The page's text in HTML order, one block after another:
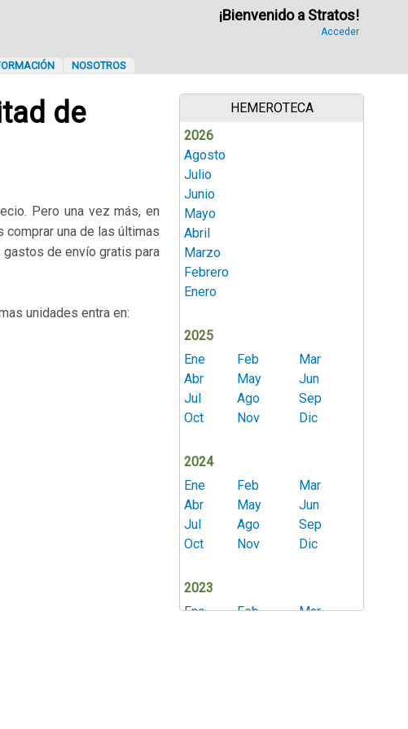
¡Bienvenido a Stratos!
Acceder
NOSOTROS
de
Pero una vez más, en
comprar una de las últimas
gastos de envío gratis para
unidades entra en:
HEMEROTECA
2026
Agosto
Julio
Junio
Mayo
Abril
Marzo
Febrero
Enero
2025
Ene
Feb
Mar
Abr
May
Jun
Jul
Ago
Sep
Oct
Nov Dic
2024
Ene
Feb
Mar
Abr
May
Jun
Jul
Ago
Sep
Oct
Nov Dic
2023
Ene
Feb
Mar